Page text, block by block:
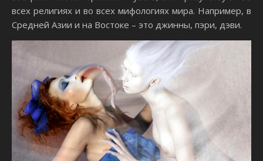
всех религиях и во всех мифологиях мира. Например, в
Средней Азии и на Востоке – это джинны, пэри, дэви.